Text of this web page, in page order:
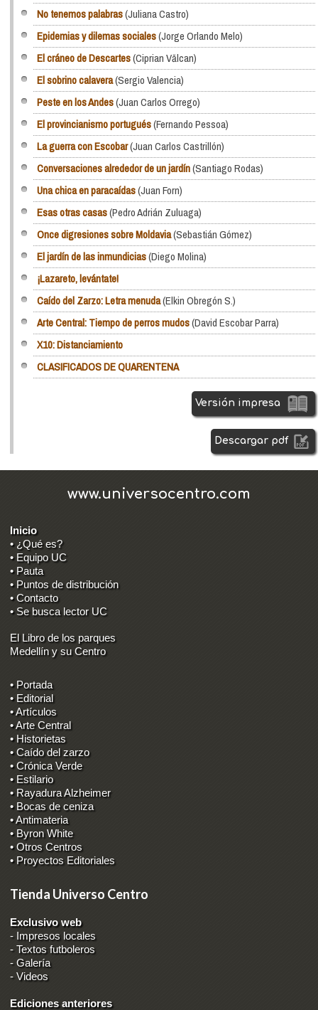
No tenemos palabras(Juliana Castro)
Epidemias y dilemas sociales(Jorge Orlando Melo)
El cráneo de Descartes(Ciprian Vălcan)
El sobrino calavera(Sergio Valencia)
Peste en los Andes(Juan Carlos Orrego)
El provincianismo portugués(Fernando Pessoa)
La guerra con Escobar(Juan Carlos Castrillón)
Conversaciones alrededor de un jardín(Santiago Rodas)
Una chica en paracaídas(Juan Forn)
Esas otras casas(Pedro Adrián Zuluaga)
Once digresiones sobre Moldavia(Sebastián Gómez)
El jardín de las inmundicias(Diego Molina)
¡Lazareto, levántate!
Caído del Zarzo: Letra menuda(Elkin Obregón S.)
Arte Central: Tiempo de perros mudos(David Escobar Parra)
X10: Distanciamiento
CLASIFICADOS DE QUARENTENA
Versión impresa
Descargar pdf
www.universocentro.com
Inicio
• ¿Qué es?
• Equipo UC
• Pauta
• Puntos de distribución
• Contacto
• Se busca lector UC
El Libro de los parques
Medellín y su Centro
• Portada
• Editorial
• Artículos
• Arte Central
• Historietas
• Caído del zarzo
• Crónica Verde
• Estilario
• Rayadura Alzheimer
• Bocas de ceniza
• Antimateria
• Byron White
• Otros Centros
• Proyectos Editoriales
Tienda Universo Centro
Exclusivo web
- Impresos locales
-Textos futboleros
-Galería
-Videos
Ediciones anteriores